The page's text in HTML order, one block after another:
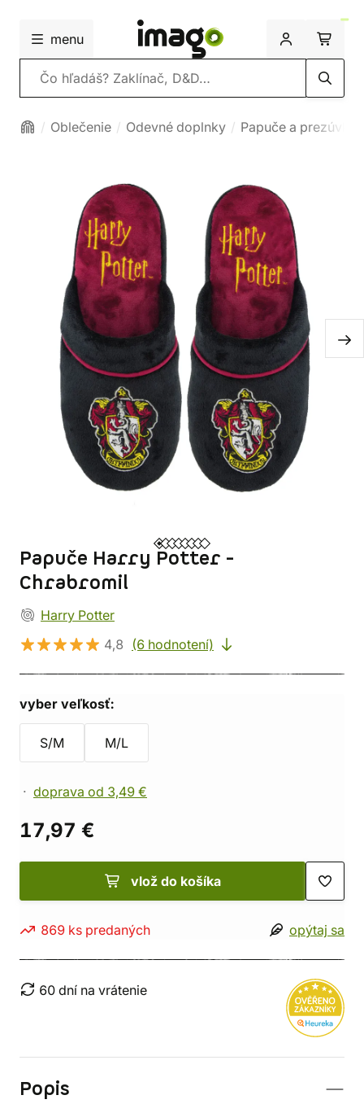
menu
Vyhľadávanie
Oblečenie Odevné doplnky Papuče a prezúvky
Papuče Harry Potter -
Chrabromil
Harry Potter
4,8
(6 hodnotení)
vyber veľkosť:
S/M M/L
doprava od 3,49 €
17,97 €
vlož do košíka
869 ks predaných opýtaj sa
60 dní na vrátenie
Popis